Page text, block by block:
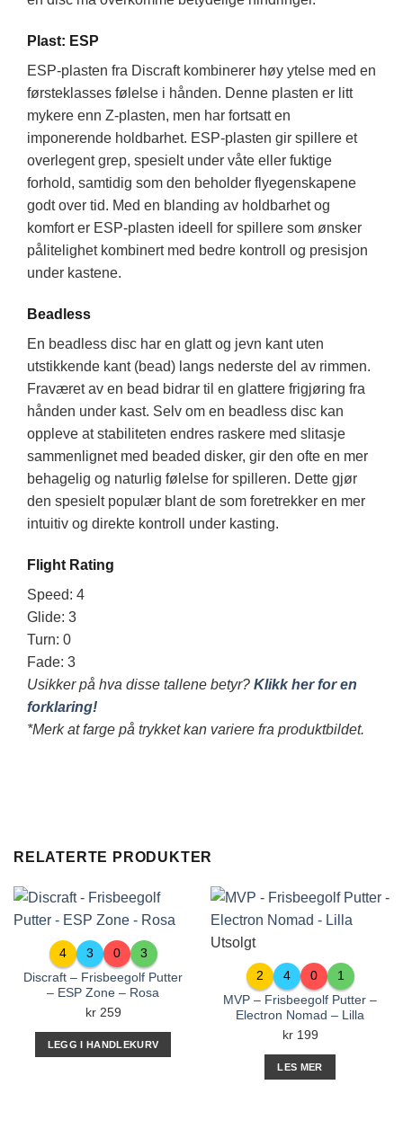
Plast: ESP
ESP-plasten fra Discraft kombinerer høy ytelse med en
førsteklasses følelse i hånden. Denne plasten er litt
mykere enn Z-plasten, men har fortsatt en
imponerende holdbarhet. ESP-plasten gir spillere et
overlegent grep, spesielt under våte eller fuktige
forhold, samtidig som den beholder flyegenskapene
godt over tid. Med en blanding av holdbarhet og
komfort er ESP-plasten ideell for spillere som ønsker
pålitelighet kombinert med bedre kontroll og presisjon
under kastene.
Beadless
En beadless disc har en glatt og jevn kant uten
utstikkende kant (bead) langs nederste del av rimmen.
Fraværet av en bead bidrar til en glattere frigjøring fra
hånden under kast. Selv om en beadless disc kan
oppleve at stabiliteten endres raskere med slitasje
sammenlignet med beaded disker, gir den ofte en mer
behagelig og naturlig følelse for spilleren. Dette gjør
den spesielt populær blant de som foretrekker en mer
intuitiv og direkte kontroll under kasting.
Flight Rating
Speed: 4
Glide: 3
Turn: 0
Fade: 3
Usikker på hva disse tallene betyr? Klikk her for en
forklaring!
*Merk at farge på trykket kan variere fra produktbildet.
RELATERTE PRODUKTER
4 3 0
3
Discraft – Frisbeegolf Putter
– ESP Zone – Rosa
kr259
LEGG I HANDLEKURV
Utsolgt
2 4 0
1
MVP – Frisbeegolf Putter –
Electron Nomad – Lilla
kr199
LES MER